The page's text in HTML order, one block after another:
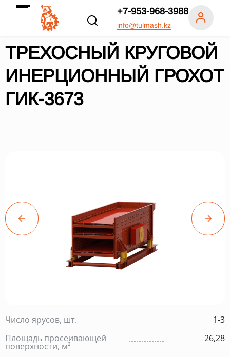
+7-953-968-3988
info@tulmash.kz
ТРЕХОСНЫЙ КРУГОВОЙ
ИНЕРЦИОННЫЙ ГРОХОТ
ГИК-3673
Число ярусов, шт.
1-3
Площадь просеивающей
поверхности, м²
26,28